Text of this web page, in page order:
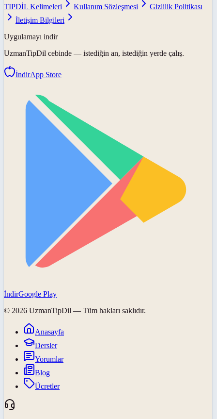
TIPDİL Kelimeleri
Kullanım Sözleşmesi
Gizlilik Politikası
İletişim Bilgileri
Uygulamayı indir
UzmanTipDil cebinde — istediğin an, istediğin yerde çalış.
İndirApp Store
İndirGoogle Play
© 2026 UzmanTipDil — Tüm hakları saklıdır.
Anasayfa
Dersler
Yorumlar
Blog
Ücretler